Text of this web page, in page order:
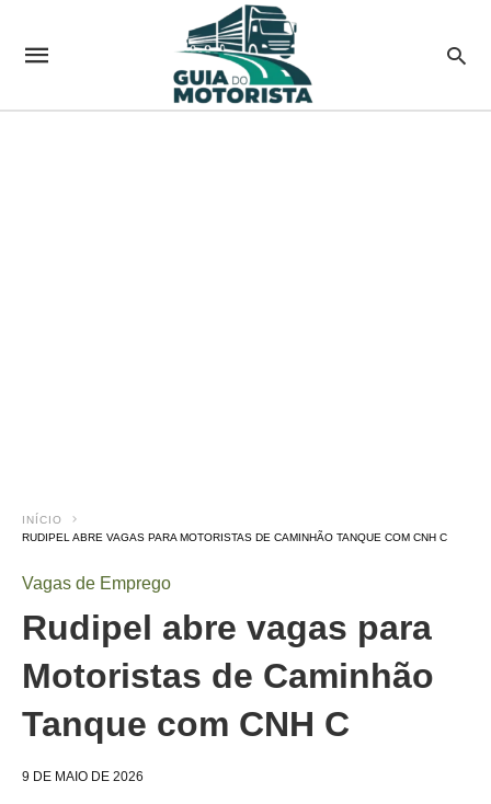
INÍCIO
RUDIPEL ABRE VAGAS PARA MOTORISTAS DE CAMINHÃO TANQUE COM CNH C
Vagas de Emprego
Rudipel abre vagas para
Motoristas de Caminhão
Tanque com CNH C
9 DE MAIO DE 2026